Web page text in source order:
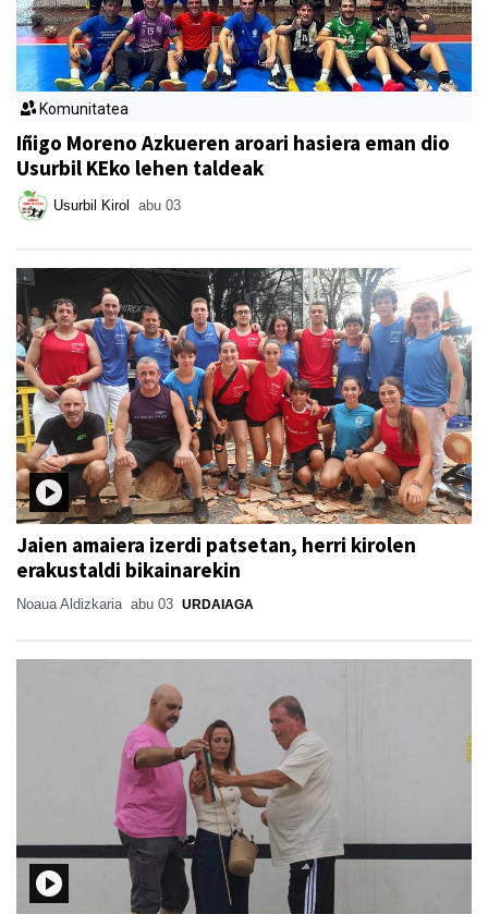
Komunitatea
Iñigo Moreno Azkueren aroari hasiera eman dio
Usurbil KEko lehen taldeak
Usurbil Kirol abu 03
Jaien amaiera izerdi patsetan, herri kirolen
erakustaldi bikainarekin
Noaua Aldizkaria abu 03 URDAIAGA